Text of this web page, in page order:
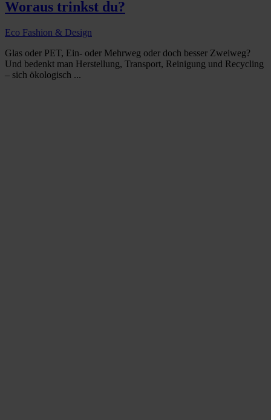
Woraus trinkst du?
Eco Fashion & Design
Glas oder PET, Ein- oder Mehrweg oder doch besser Zweiweg?
Und bedenkt man Herstellung, Transport, Reinigung und Recycling
– sich ökologisch ...